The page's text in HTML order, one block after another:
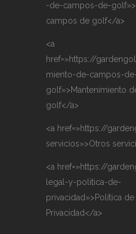
-de-campos-de-
campos de golf</a>
<a
href=»https://
miento-de-campos-
golf»>Mantenimiento
golf</a>
<a href=»https://
servicios»>Otros
<a href=»https://
legal-y-politica-de-
privacidad»>Política de
Privacidad</a>